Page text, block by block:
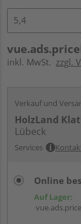
inkl. MwSt. zzgl.
Verkauf und
HolzLand
Lübeck
Services
Online
Auf Lager: